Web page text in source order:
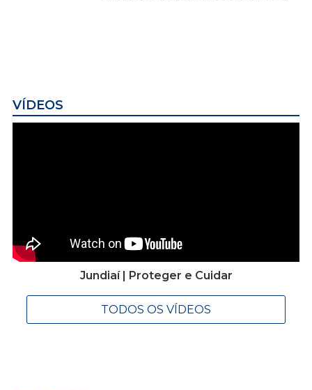
VÍDEOS
Jundiaí | Proteger e Cuidar
TODOS OS VÍDEOS